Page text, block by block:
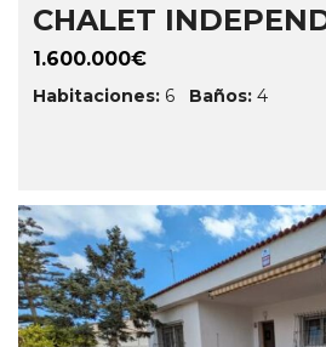
CHALET
1.600.000€
Habitaciones: 6 Baños: 4